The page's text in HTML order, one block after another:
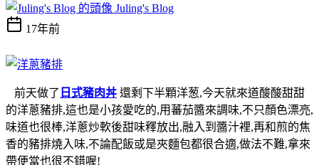
Juling's Blog
17年前
前天做了 日式豬肉丼 還剩下半顆洋葱,今天就來道酸酸甜甜
的洋蔥豬排,這也是小孩愛吃的,用蕃茄醬來調味,不只顏色漂亮,
味道也很棒,洋蔥炒軟後甜味釋放出,融入到醬汁裡,再和煎的焦
香的豬排燒入味,不論配飯或是夾麵包都很合適,做法不難,拿來
帶便當也很不錯喔!